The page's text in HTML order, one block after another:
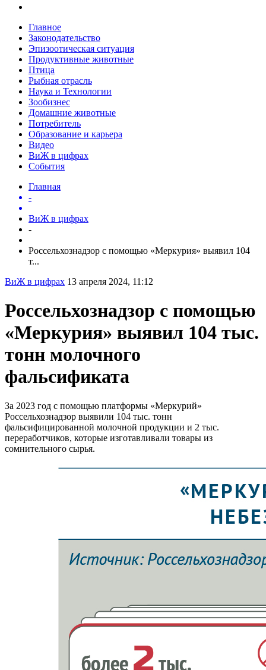
Главное
Законодательство
Эпизоотическая ситуация
Продуктивные животные
Птица
Рыбная отрасль
Наука и Технологии
Зообизнес
Домашние животные
Потребитель
Образование и карьера
Видео
ВиЖ в цифрах
События
Главная
-
ВиЖ в цифрах
-
Россельхознадзор с помощью «Меркурия» выявил 104
т...
ВиЖ в цифрах 13 апреля 2024, 11:12
Россельхознадзор с помощью
«Меркурия» выявил 104 тыс.
тонн молочного
фальсификата
За 2023 год с помощью платформы «Меркурий»
Россельхознадзор выявили 104 тыс. тонн
фальсифицированной молочной продукции и 2 тыс.
переработчиков, которые изготавливали товары из
сомнительного сырья.